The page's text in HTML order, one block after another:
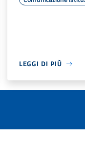
LEGGI DI PIÙ